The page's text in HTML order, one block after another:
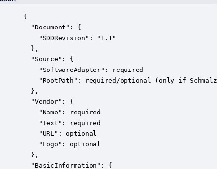
{
  "Document": {
    "SDDRevision": "1.1"
  },
  "Source": {
    "SoftwareAdapter": required
"RootPath": required/optional (only if
  },
  "Vendor": {
    "Name": required
    "Text": required
    "URL": optional
    "Logo": optional
  },
  "BasicInformation": {